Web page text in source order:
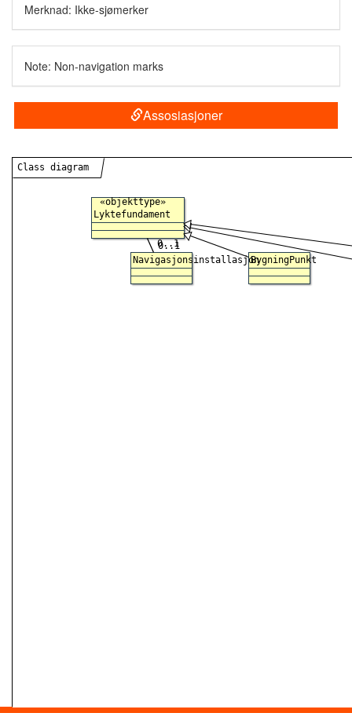
Merknad: Ikke-sjømerker
Note: Non-navigation marks
Assosiasjoner